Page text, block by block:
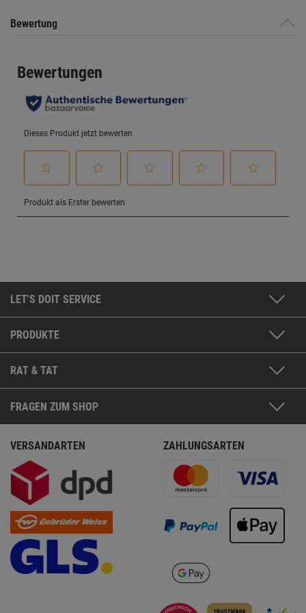
Bewertung
LET'S DOIT SERVICE
PRODUKTE
RAT & TAT
FRAGEN ZUM SHOP
VERSANDARTEN ZAHLUNGSARTEN